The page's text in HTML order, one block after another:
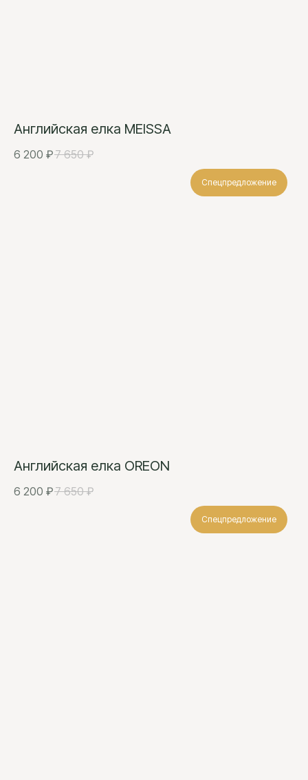
Английская елка MEISSA
6 200 ₽7 650 ₽
Спецпредложение
Английская елка OREON
6 200 ₽7 650 ₽
Спецпредложение